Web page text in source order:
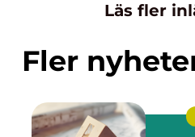
Läs fler
Fler